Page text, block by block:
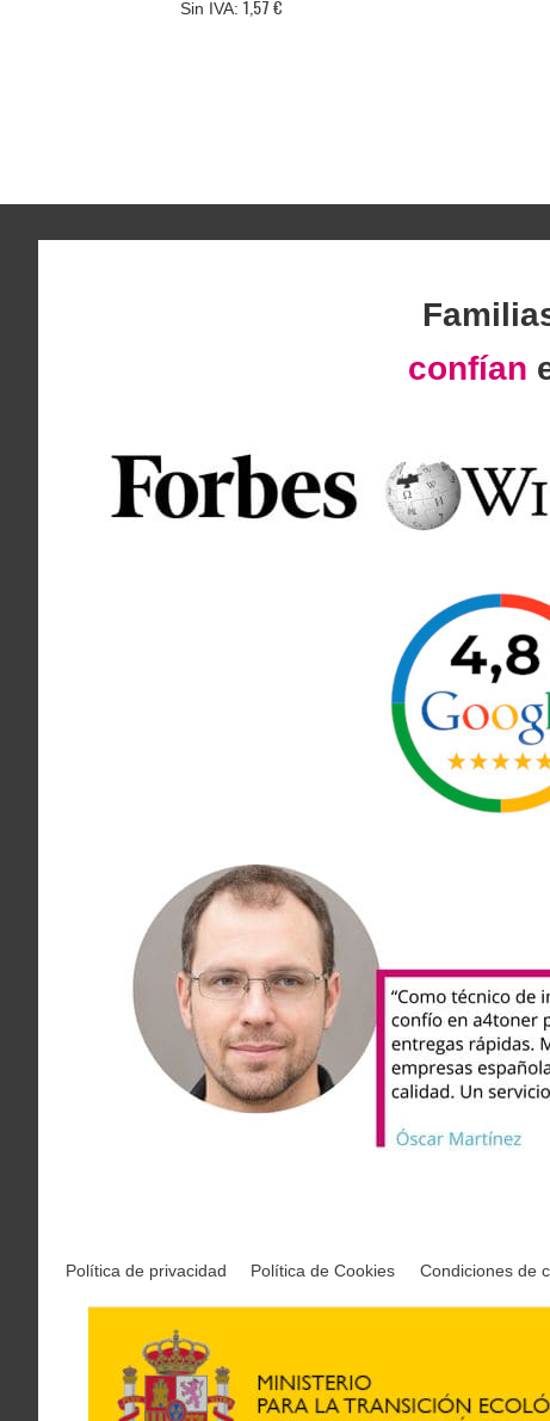
1,57 €
confían
Política de privacidad Política de Cookies Condiciones de